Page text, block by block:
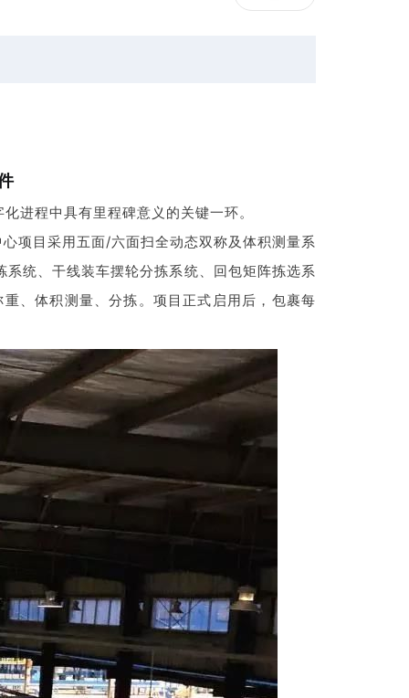
进程中具有里程碑意义的关键一环。
项目采用五面/六面扫全动态双称及体积测量系
统、干线装车摆轮分拣系统、回包矩阵拣选系
、体积测量、分拣。项目正式启用后，包裹每